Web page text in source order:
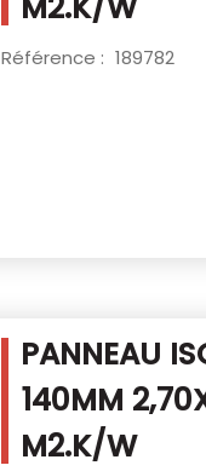
Référence : 189782
PANNEAU
140MM
M2.K/W